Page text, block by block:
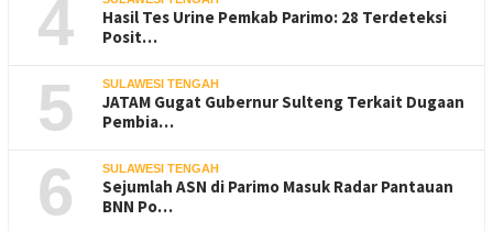
4
Hasil Tes Urine Pemkab Parimo: 28 Terdeteksi
Posit…
5 SULAWESI TENGAH
JATAM Gugat Gubernur Sulteng Terkait Dugaan
Pembia…
6 SULAWESI TENGAH
Sejumlah ASN di Parimo Masuk Radar Pantauan
BNN Po…